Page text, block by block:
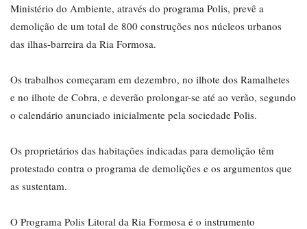
Ministério do Ambiente, através do programa Polis, prevê a
demolição de um total de 800 construções nos núcleos urbanos
das ilhas-barreira da Ria Formosa.
Os trabalhos começaram em dezembro, no ilhote dos Ramalhetes
e no ilhote de Cobra, e deverão prolongar-se até ao verão, segundo
o calendário anunciado inicialmente pela sociedade Polis.
Os proprietários das habitações indicadas para demolição têm
protestado contra o programa de demolições e os argumentos que
as sustentam.
O Programa Polis Litoral da Ria Formosa é o instrumento